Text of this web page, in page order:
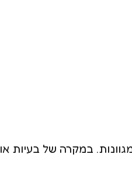
במקרה של בעיות או